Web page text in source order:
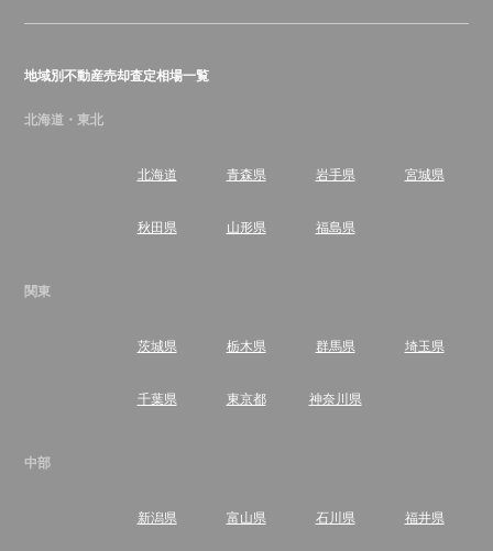
地域別不動産売却査定相場一覧
北海道・東北
北海道 青森県 岩手県 宮城県
秋田県 山形県 福島県
関東
茨城県 栃木県 群馬県 埼玉県
千葉県 東京都 神奈川県
中部
新潟県 富山県 石川県 福井県